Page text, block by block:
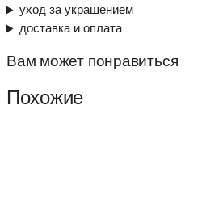
уход за украшением
доставка и оплата
Вам может понравиться
Похожие